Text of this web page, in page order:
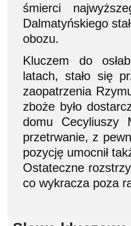
śmierci
Dalmatyńskiego
obozu.
Kluczem do
latach, stało się
zaopatrzenia
zboże było
domu Cecyliuszy
przetrwanie, z
pozycję umocnił
Ostateczne
co wykracza poza